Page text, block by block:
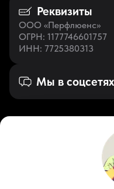
Реквизиты
ООО «Перфлюенс»
ОГРН: 1177746601757
ИНН: 7725380313
Мы в соцсетях